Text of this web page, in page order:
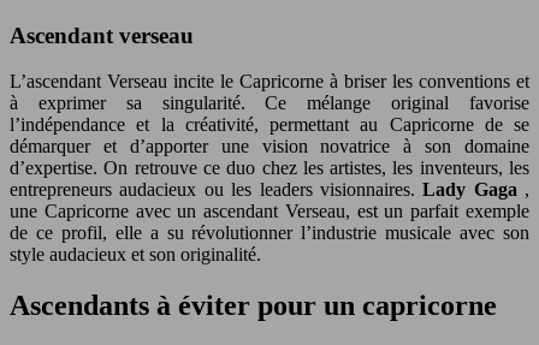
Ascendant verseau
L’ascendant Verseau incite le Capricorne à briser les conventions et
à exprimer sa singularité. Ce mélange original favorise
l’indépendance et la créativité, permettant au Capricorne de se
démarquer et d’apporter une vision novatrice à son domaine
d’expertise. On retrouve ce duo chez les artistes, les inventeurs, les
entrepreneurs audacieux ou les leaders visionnaires.Lady Gaga ,
une Capricorne avec un ascendant Verseau, est un parfait exemple
de ce profil, elle a su révolutionner l’industrie musicale avec son
style audacieux et son originalité.
Ascendants à éviter pour un capricorne